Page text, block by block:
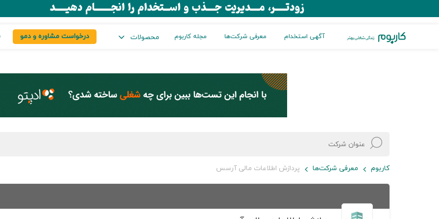
آگهی استخدام معرفی شرکت‌ها مجله کاربوم محصولات درخواست مشاوره و دمو
کاربوم معرفی شرکت‌ها پردازش اطلاعات مالی آرسس